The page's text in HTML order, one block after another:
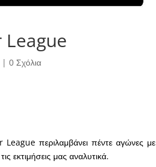
League
0 Σχόλια
περιλαμβάνει πέντε αγώνες με
εκτιμήσεις μας αναλυτικά.